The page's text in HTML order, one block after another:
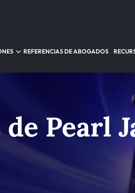
REFERENCIAS DE ABOGADOS
Pearl